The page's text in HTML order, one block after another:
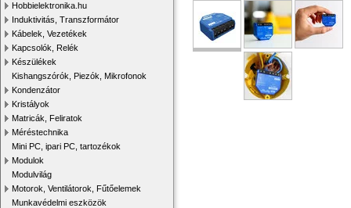
Hobbielektronika.hu
Induktivitás, Transzformátor
Kábelek, Vezetékek
Kapcsolók, Relék
Készülékek
Kishangszórók, Piezók, Mikrofonok
Kondenzátor
Kristályok
Matricák, Feliratok
Méréstechnika
Mini PC, ipari PC, tartozékok
Modulok
Modulvilág
Motorok, Ventilátorok, Fűtőelemek
Munkavédelmi eszközök